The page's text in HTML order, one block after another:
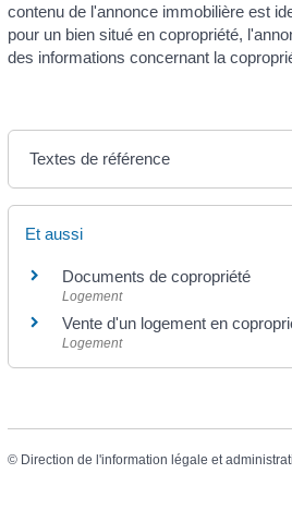
contenu de l'annonce immobilière est
pour un bien situé en copropriété,
des informations concernant la
Textes de référence
Et aussi
Documents de copropriété
Logement
Vente d'un logement en
Logement
© Direction de l'information légale et